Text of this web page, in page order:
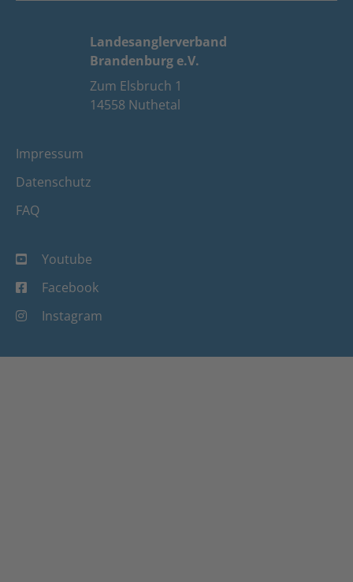
Landesanglerverband
Brandenburg e.V.
Zum Elsbruch 1
14558 Nuthetal
Impressum
Datenschutz
FAQ
Youtube
Facebook
Instagram